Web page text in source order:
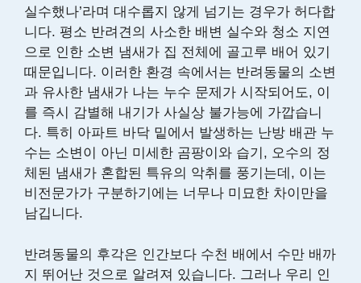
실수했나’라며 대수롭지 않게 넘기는 경우가 허다합
니다. 평소 반려견의 사소한 배변 실수와 청소 지연
으로 인한 소변 냄새가 집 전체에 골고루 배어 있기
때문입니다. 이러한 환경 속에서는 반려동물의 소변
과 유사한 냄새가 나는 누수 문제가 시작되어도, 이
를 즉시 감별해 내기가 사실상 불가능에 가깝습니
다. 특히 아파트 바닥 밑에서 발생하는 난방 배관 누
수는 소변이 아닌 미세한 곰팡이와 습기, 오수의 정
체된 냄새가 혼합된 특유의 악취를 풍기는데, 이는
비전문가가 구분하기에는 너무나 미묘한 차이만을
남깁니다.
반려동물의 후각은 인간보다 수천 배에서 수만 배까
지 뛰어난 것으로 알려져 있습니다. 그러나 우리 인